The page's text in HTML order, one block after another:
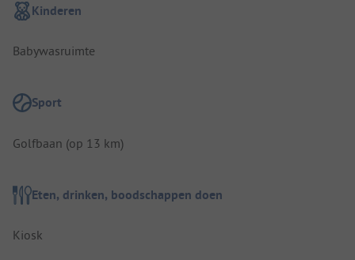
Kinderen
Babywasruimte
Sport
Golfbaan (op 13 km)
Eten, drinken, boodschappen doen
Kiosk